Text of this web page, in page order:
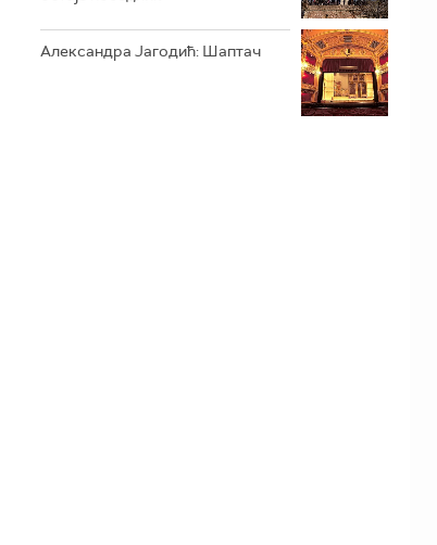
Александра Јагодић: Шаптач